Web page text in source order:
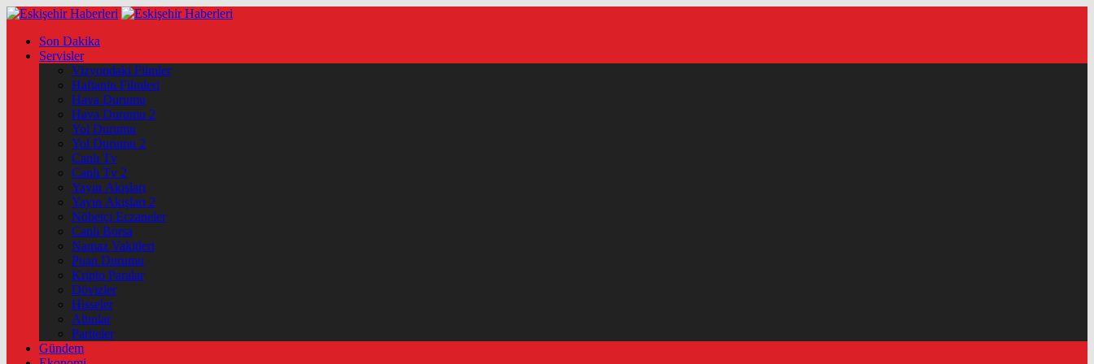
Son Dakika
Servisler
Vizyondaki Filmler
Haftanin Filmleri
Hava Durumu
Hava Durumu 2
Yol Durumu
Yol Durumu 2
Canlı Tv
Canlı Tv 2
Yayın Akışları
Yayın Akışları 2
Nöbetçi Eczaneler
Canlı Borsa
Namaz Vakitleri
Puan Durumu
Kripto Paralar
Dövizler
Hisseler
Altınlar
Pariteler
Gündem